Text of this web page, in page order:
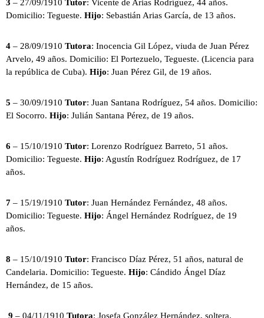
3 – 27/09/1910 Tutor: Vicente de Arias Rodríguez, 44 años.
Domicilio: Tegueste. Hijo: Sebastián Arias García, de 13 años.
4 – 28/09/1910 Tutora: Inocencia Gil López, viuda de Juan Pérez
Arvelo, 49 años. Domicilio: El Portezuelo, Tegueste. (Licencia para
la república de Cuba). Hijo: Juan Pérez Gil, de 19 años.
5 – 30/09/1910 Tutor: Juan Santana Rodríguez, 54 años. Domicilio:
El Socorro. Hijo: Julián Santana Pérez, de 19 años.
6 – 15/10/1910 Tutor: Lorenzo Rodríguez Barreto, 51 años.
Domicilio: Tegueste. Hijo: Agustín Rodríguez Rodríguez, de 17
años.
7 – 15/19/1910 Tutor: Juan Hernández Fernández, 48 años.
Domicilio: Tegueste. Hijo: Ángel Hernández Rodríguez, de 19
años.
8 – 15/10/1910 Tutor: Francisco Díaz Pérez, 51 años, natural de
Candelaria. Domicilio: Tegueste. Hijo: Cándido Ángel Díaz
Hernández, de 15 años.
9 – 04/11/1910 Tutora: Josefa González Hernández, soltera.